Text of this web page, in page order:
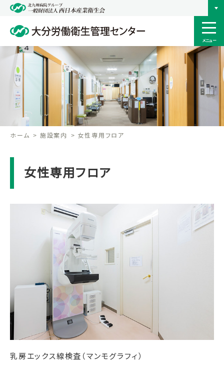
メニュー
ホーム 施設案内 女性専用フロア
女性専用フロア
乳房エックス線検査（マンモグラフィ）